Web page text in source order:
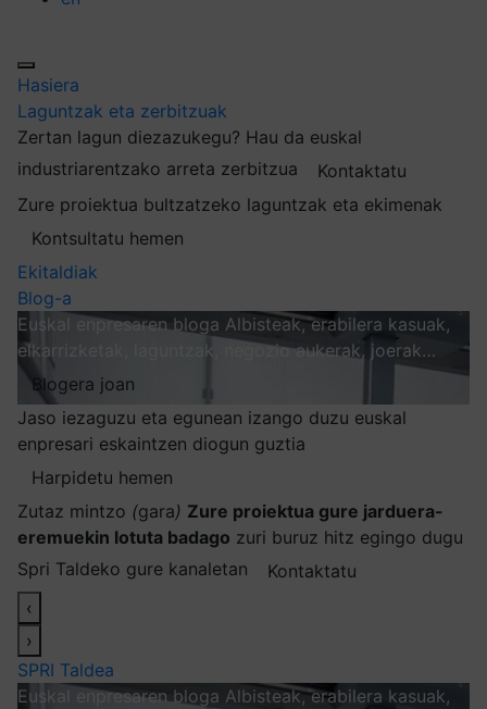
Hasiera
Laguntzak eta zerbitzuak
Zertan lagun diezazukegu? Hau da euskal
industriarentzako arreta zerbitzua
Kontaktatu
Zure proiektua bultzatzeko laguntzak eta ekimenak
Kontsultatu hemen
Ekitaldiak
Blog-a
Euskal enpresaren bloga Albisteak, erabilera kasuak,
elkarrizketak, laguntzak, negozio aukerak, joerak…
Blogera joan
Jaso iezaguzu eta egunean izango duzu euskal
enpresari eskaintzen diogun guztia
Harpidetu hemen
Zutaz mintzo (gara) Zure proiektua gure jarduera-
eremuekin lotuta badago zuri buruz hitz egingo dugu
Spri Taldeko gure kanaletan
Kontaktatu
‹
›
SPRI Taldea
Euskal enpresaren bloga Albisteak, erabilera kasuak,